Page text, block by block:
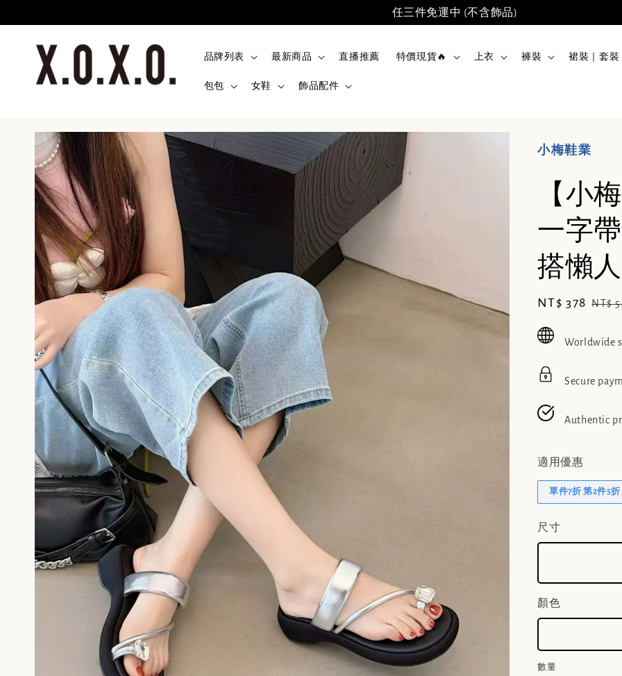
任三件免運中 (不含飾品)
品牌列表 最新商品 直播推薦 特價現貨🔥 上衣 褲裝 裙裝｜套裝
包包 女鞋 飾品配件
小梅鞋業
【小
一字
搭懶人
Sale
NT$ 378 NT$
Worldwide
Secure
Authentic
適用優惠
單件7折 第2件5折
尺寸
顏色
數量